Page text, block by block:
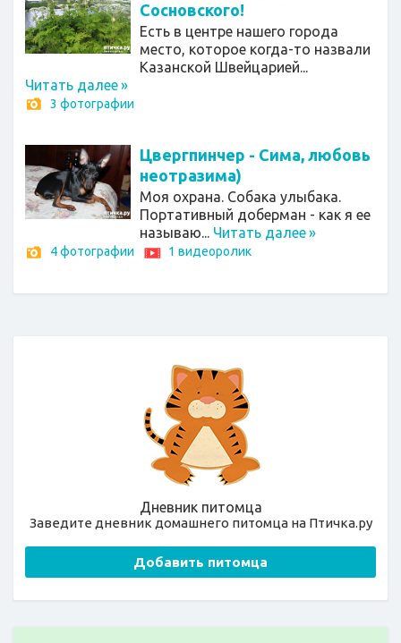
Сосновского!
Есть в центре нашего города
место, которое когда-то назвали
Казанской Швейцарией...
Читать далее»
3 фотографии
Цвергпинчер - Сима, любовь
неотразима)
Моя охрана. Собака улыбака.
Портативный доберман - как я ее
называю... Читать далее»
4 фотографии 1 видеоролик
Дневник питомца
Заведите дневник домашнего питомца на Птичка.ру
Добавить питомца